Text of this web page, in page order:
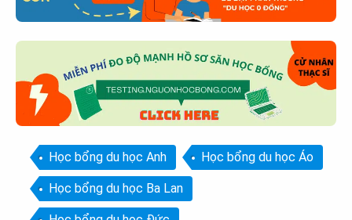
Học bổng du học Anh Học bổng du học Áo
Học bổng du học Ba Lan